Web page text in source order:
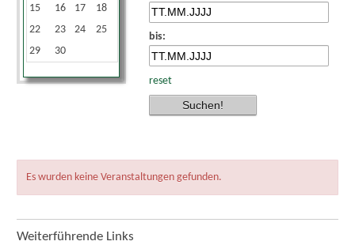
15
16 17 18
21
22
23 24 25 27
29
30
bis:
reset
Es wurden keine Veranstaltungen gefunden.
Weiterführende Links